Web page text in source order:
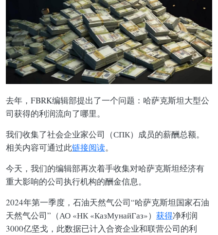
去年，FBRK编辑部提出了一个问题：哈萨克斯坦大型公
司获得的利润流向了哪里。
我们收集了社会企业家公司（СПК）成员的薪酬总额。
相关内容可通过此链接阅读。
今天，我们的编辑部再次着手收集对哈萨克斯坦经济有
重大影响的公司执行机构的酬金信息。
2024年第一季度，石油天然气公司“哈萨克斯坦国家石油
天然气公司”（АО «НК «КазМунайГаз»） 获得净利润
3000亿坚戈，此数据已计入合资企业和联营公司的利